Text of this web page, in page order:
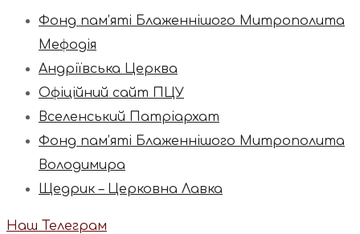
Фонд пам’яті Блаженнішого Митрополита
Мефодія
Андріївська Церква
Офіційний сайт ПЦУ
Вселенський Патріархат
Фонд пам’яті Блаженнішого Митрополита
Володимира
Щедрик – Церковна Лавка
Наш Телеграм